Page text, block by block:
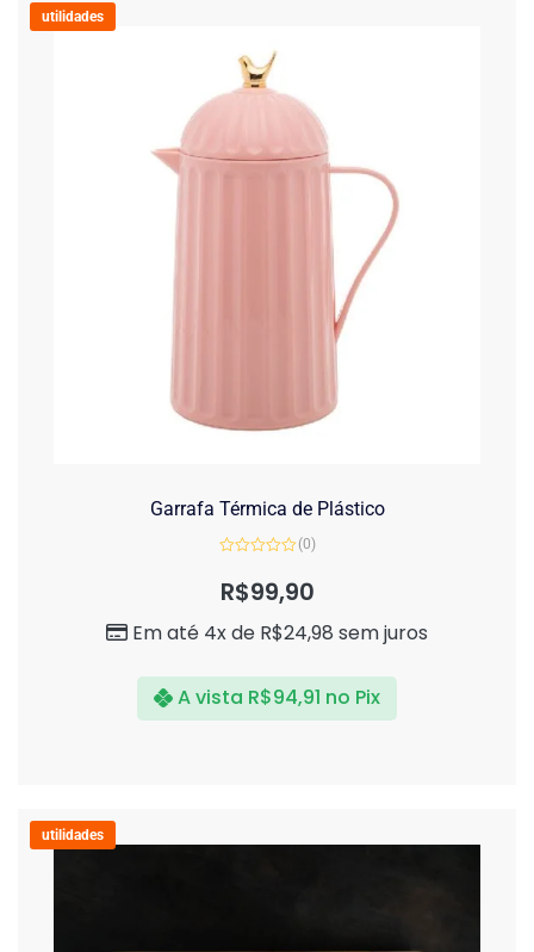
utilidades
Garrafa Térmica de Plástico
de
(0)
R$99,90
Em até 4x de R$24,98 sem juros
A vista R$94,91 no Pix
utilidades